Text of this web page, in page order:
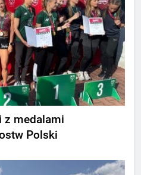
z medalami
Polski